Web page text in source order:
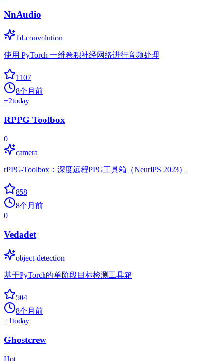
NnAudio
1d-convolution
使用 PyTorch 一维卷积神经网络进行音频处理
1107
8个月前
+2today
RPPG Toolbox
0
camera
rPPG-Toolbox：深度远程PPG工具箱（NeurIPS 2023）
858
8个月前
0
Vedadet
object-detection
基于PyTorch的单阶段目标检测工具箱
504
8个月前
+1today
Ghostcrew
Hot